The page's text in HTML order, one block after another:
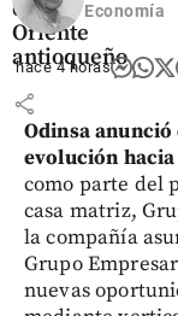
en el
Oriente
antioqueño
share
Economía
hace 4 horas
Odinsa
evolución hacia
como parte del
casa matriz,
la compañía
Grupo
nuevas